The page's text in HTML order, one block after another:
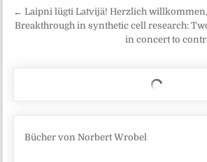
Beitragsnavigation
← Laipni lügti Latvijä! Herzlich
Breakthrough in synthetic cell research:
in concert to
Bücher von Norbert Wrobel